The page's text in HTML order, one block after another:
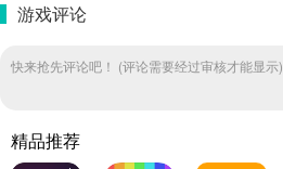
游戏评论
快来抢先评论吧！ (评论需要经过审核才能显示)
精品推荐